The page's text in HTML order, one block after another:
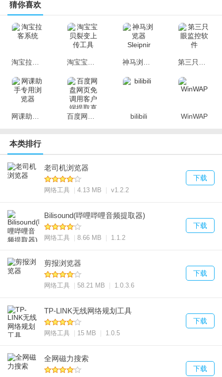
猜你喜欢
bilibili WinWAP
本类排行
老司机浏览器
网络工具 4.13 MB v1.2.2
下载
Bilisound(哔哩哔哩音频提取器)
网络工具 8.66 MB 1.1.2
下载
剪报浏览器
网络工具 58.21 MB 1.0.3.6
下载
TP-LINK无线网络规划工具
网络工具 15 MB 1.0.5
下载
全网磁力搜索
下载